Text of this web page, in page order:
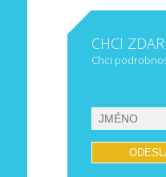
CHCI
Chci